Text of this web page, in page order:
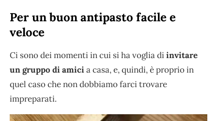
Per un buon antipasto facile e
veloce
Ci sono dei momenti in cui si ha voglia diinvitare
un gruppo di amicia casa, e, quindi, è proprio in
quel caso che non dobbiamo farci trovare
impreparati.